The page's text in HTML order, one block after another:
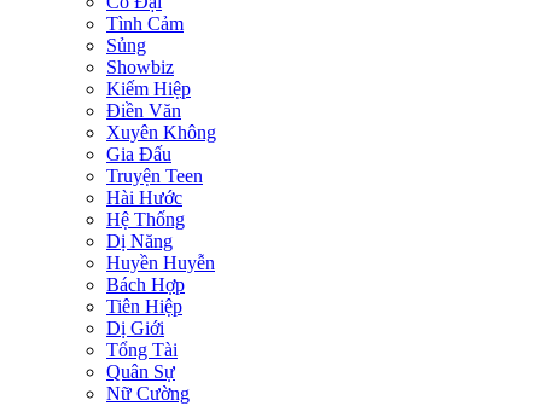
Tình Cảm
Sủng
Showbiz
Kiếm Hiệp
Điền Văn
Xuyên Không
Gia Đấu
Truyện Teen
Hài Hước
Hệ Thống
Dị Năng
Huyền Huyễn
Bách Hợp
Tiên Hiệp
Dị Giới
Tổng Tài
Quân Sự
Nữ Cường